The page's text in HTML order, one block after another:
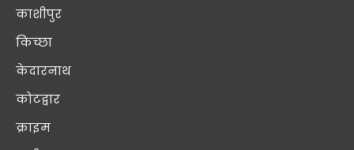
काशीपुर
किच्छा
केदारनाथ
कोटद्वार
क्राइम